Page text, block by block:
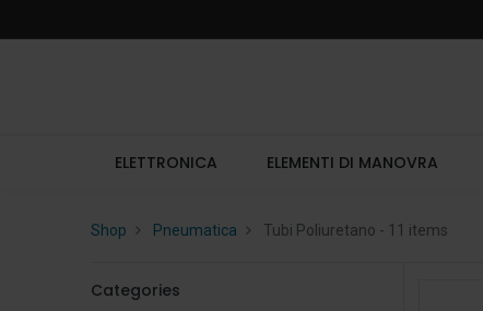
ELETTRONICA ELEMENTI DI MANOVRA
Shop Pneumatica Tubi Poliuretano - 11 items
Categories